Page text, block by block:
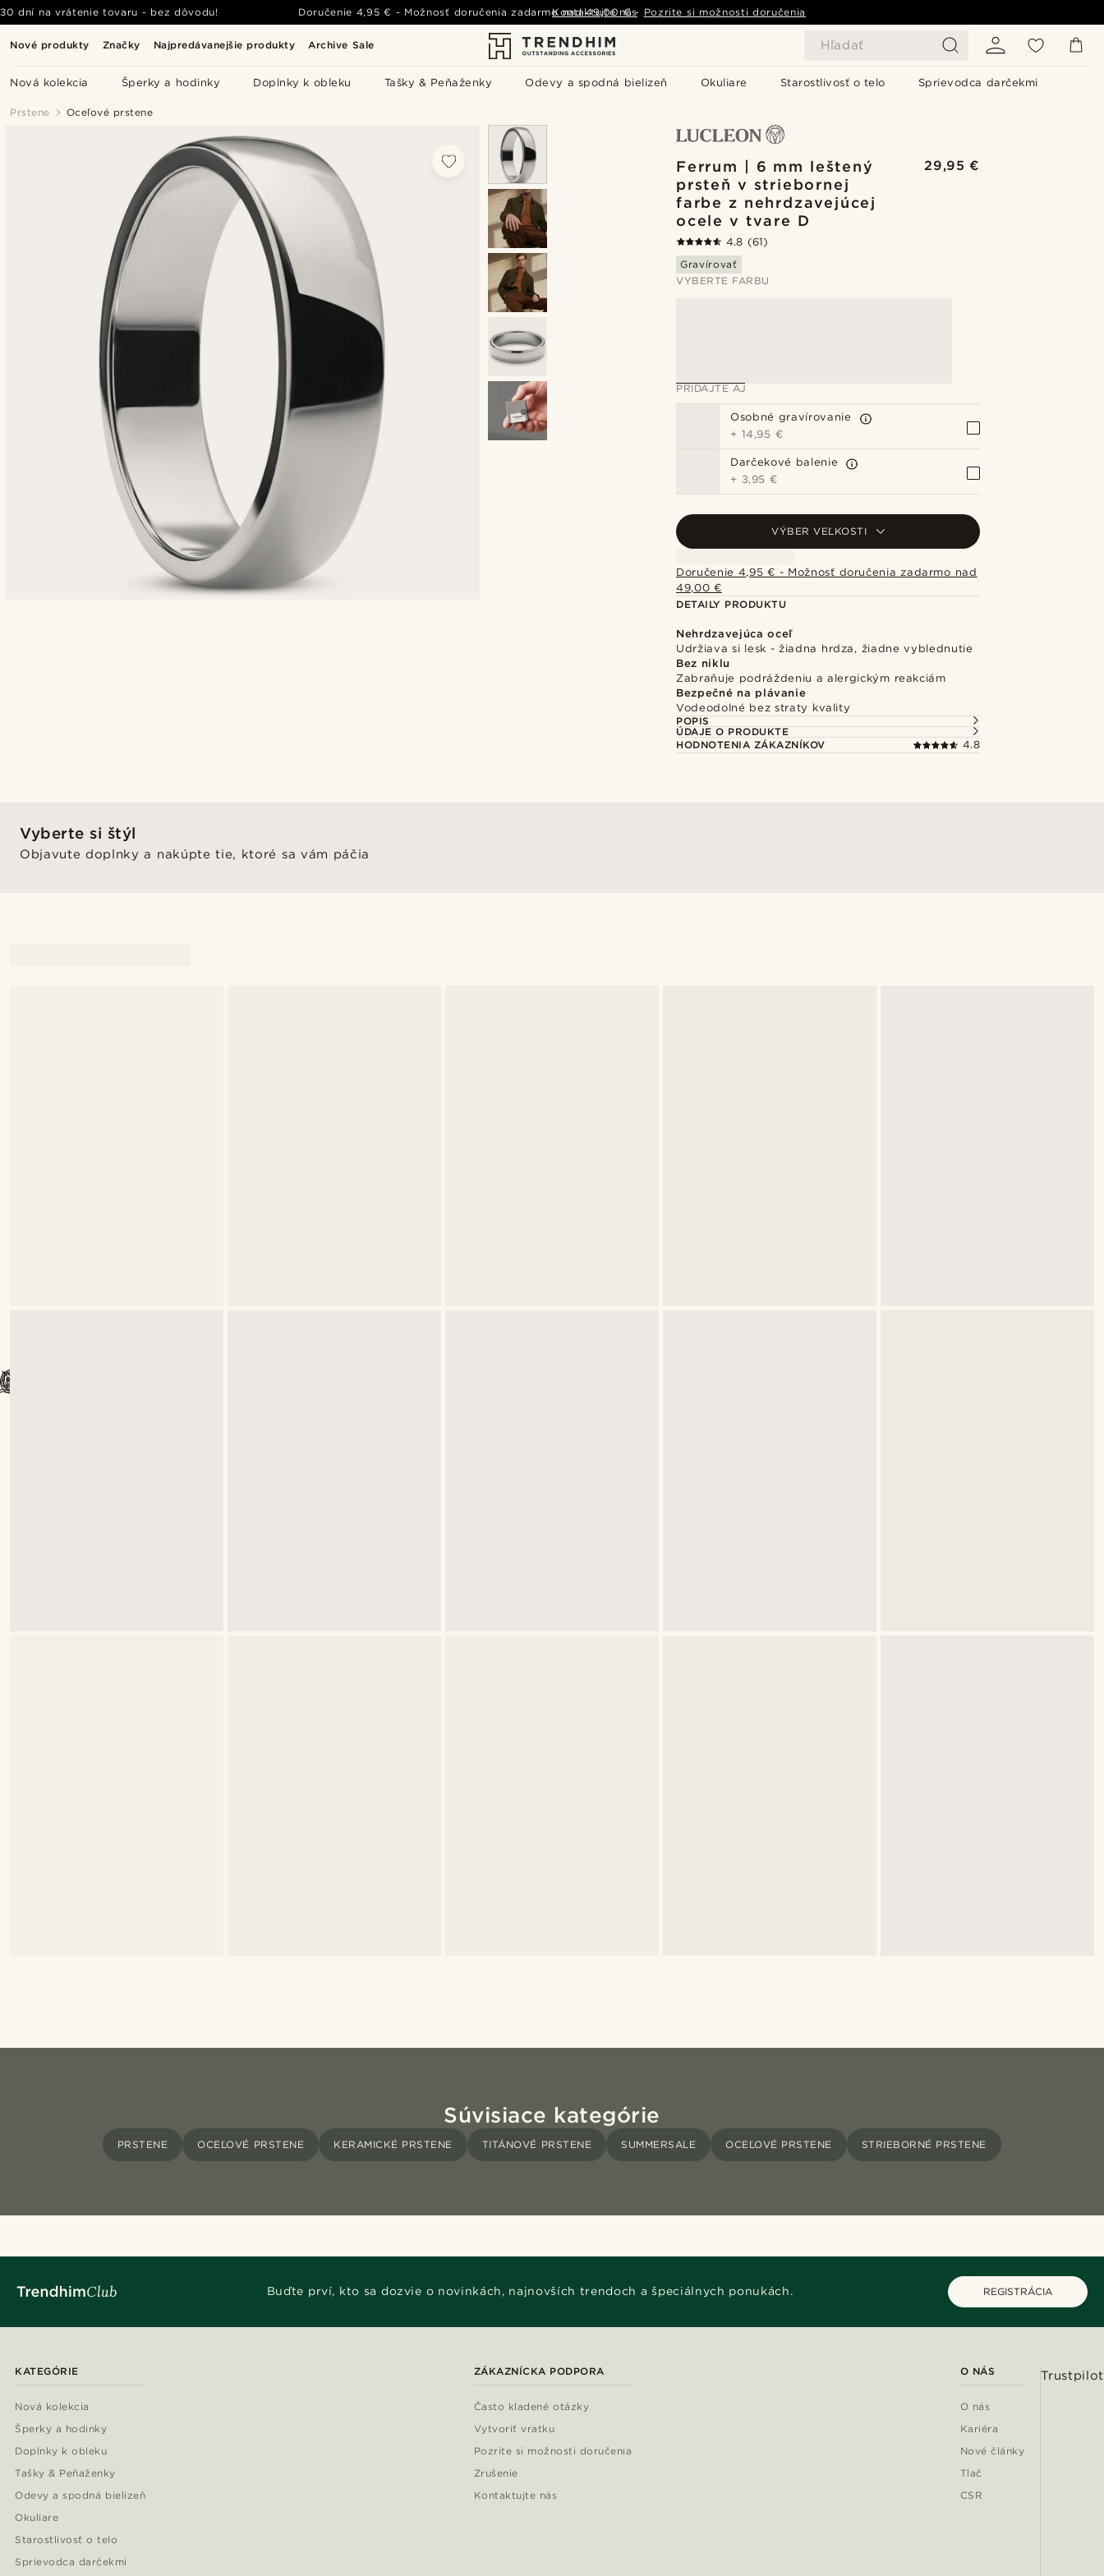
Nové produkty Značky Najpredávanejšie produkty Archive Sale Hľadať
Nová kolekcia Šperky a hodinky Doplnky k obleku Tašky & Peňaženky Odevy a spodná bielizeň Okuliare Starostlivosť o telo Sprievodca darčekmi
30 dní na vrátenie tovaru - bez dôvodu! Doručenie 4,95 € - Možnosť doručenia zadarmo nad 49,00 € - Pozrite si možnosti doručenia
Kontaktujte nás
Prstene Oceľové prstene
Ferrum | 6 mm leštený
prsteň v striebornej
farbe z nehrdzavejúcej
ocele v tvare D
29,95 €
4.8 (61)
Gravírovať
VYBERTE FARBU
PRIDAJTE AJ
Osobné gravírovanie
+ 14,95 €
Darčekové balenie
+ 3,95 €
VÝBER VEĽKOSTI
Doručenie 4,95 € - Možnosť doručenia zadarmo nad
49,00 €
DETAILY PRODUKTU
Nehrdzavejúca oceľ
Udržiava si lesk - žiadna hrdza, žiadne vyblednutie
Bez niklu
Zabraňuje podráždeniu a alergickým reakciám
Bezpečné na plávanie
Vodeodolné bez straty kvality
POPIS
ÚDAJE O PRODUKTE
HODNOTENIA ZÁKAZNÍKOV
4.8
Vyberte si štýl
Objavute doplnky a nakúpte tie, ktoré sa vám páčia
Súvisiace kategórie
PRSTENE OCEĽOVÉ PRSTENE KERAMICKÉ PRSTENE TITÁNOVÉ PRSTENE SUMMERSALE OCEĽOVÉ PRSTENE STRIEBORNÉ PRSTENE
Buďte prví, kto sa dozvie o novinkách, najnovších trendoch a špeciálnych ponukách. REGISTRÁCIA
KATEGÓRIE
Nová kolekcia
Šperky a hodinky
Doplnky k obleku
Tašky & Peňaženky
Odevy a spodná bielizeň
Okuliare
Starostlivosť o telo
Sprievodca darčekmi
ZÁKAZNÍCKA PODPORA
Často kladené otázky
Vytvoriť vratku
Pozrite si možnosti doručenia
Zrušenie
Kontaktujte nás
O NÁS
O nás
Kariéra
Nové články
Tlač
CSR
Trustpilot